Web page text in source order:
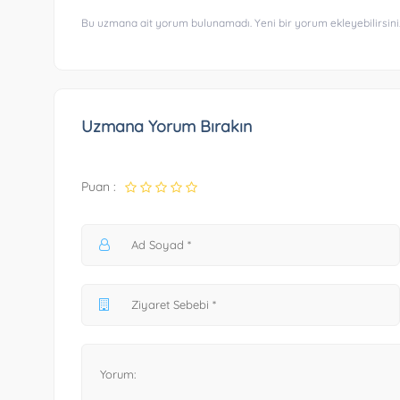
Bu uzmana ait yorum bulunamadı. Yeni bir yorum
Uzmana Yorum Bırakın
Puan :